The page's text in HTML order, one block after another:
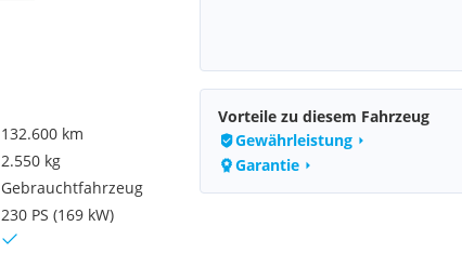
132.600 km
2.550 kg
Gebrauchtfahrzeug
230 PS (169 kW)
Vorteile zu diesem Fahrzeug
Gewährleistung
Garantie